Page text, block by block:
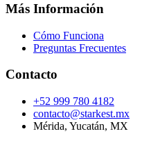
Más Información
Cómo Funciona
Preguntas Frecuentes
Contacto
+52 999 780 4182
contacto@starkest.mx
Mérida, Yucatán, MX